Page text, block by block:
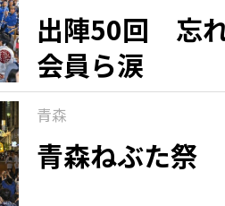
出陣50回 忘
会員ら涙
青森
青森ねぶた祭